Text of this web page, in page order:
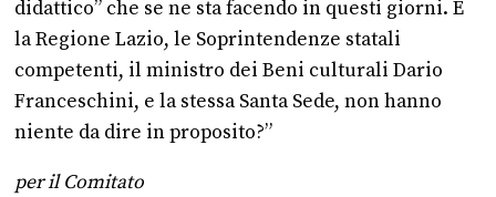
didattico” che se ne sta facendo in questi giorni. E
la Regione Lazio, le Soprintendenze statali
competenti, il ministro dei Beni culturali Dario
Franceschini, e la stessa Santa Sede, non hanno
niente da dire in proposito?”
per il Comitato